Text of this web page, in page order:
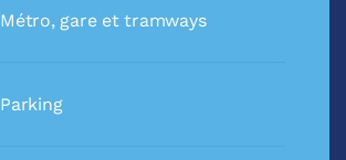
Métro, gare et tramways
Parking